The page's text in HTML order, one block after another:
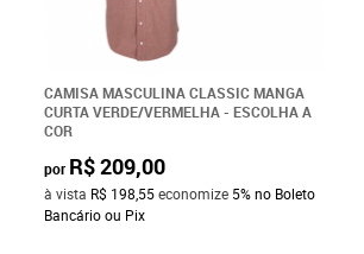
CAMISA MASCULINA CLASSIC MANGA
CURTA VERDE/VERMELHA - ESCOLHA A
COR
por R$ 209,00
à vista R$ 198,55economize 5%no Boleto
Bancário ou Pix